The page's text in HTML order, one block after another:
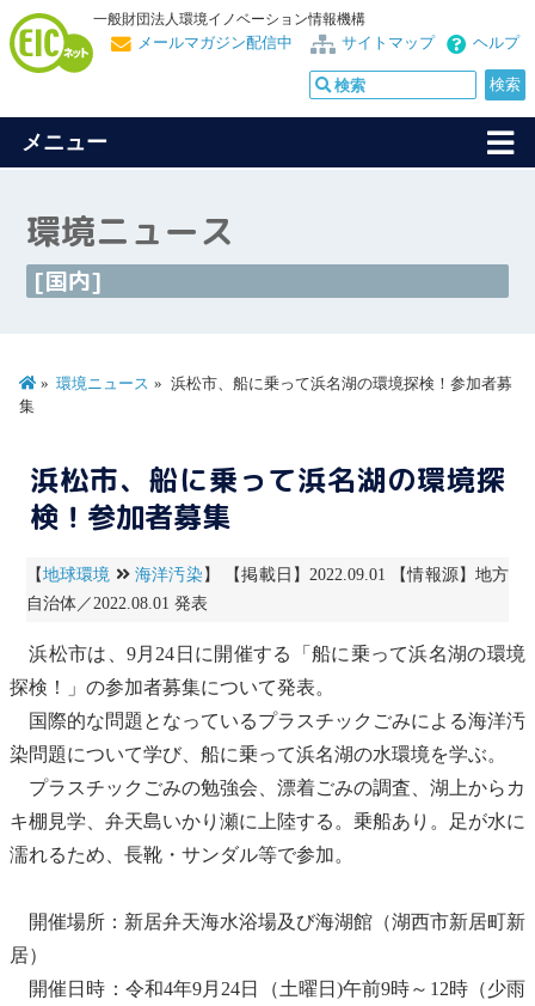
一般財団法人環境イノベーション情報機構
ヘルプ
サイトマップ
メールマガジン配信中
メニュー
環境ニュース
[国内]
環境ニュース
浜松市、船に乗って浜名湖の環境探検！参加者募
集
浜松市、船に乗って浜名湖の環境探
検！参加者募集
【地球環境 海洋汚染 】 【掲載日】2022.09.01 【情報源】地方
自治体／2022.08.01 発表
浜松市は、9月24日に開催する「船に乗って浜名湖の環境
探検！」の参加者募集について発表。
国際的な問題となっているプラスチックごみによる海洋汚
染問題について学び、船に乗って浜名湖の水環境を学ぶ。
プラスチックごみの勉強会、漂着ごみの調査、湖上からカ
キ棚見学、弁天島いかり瀬に上陸する。乗船あり。足が水に
濡れるため、長靴・サンダル等で参加。
開催場所：新居弁天海水浴場及び海湖館（湖西市新居町新
居）
開催日時：令和4年9月24日（土曜日)午前9時～12時（少雨